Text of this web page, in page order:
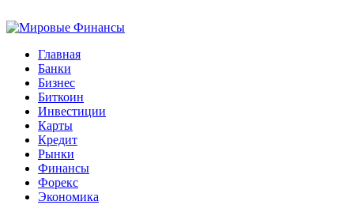
Главная
Банки
Бизнес
Биткоин
Инвестиции
Карты
Кредит
Рынки
Финансы
Форекс
Экономика